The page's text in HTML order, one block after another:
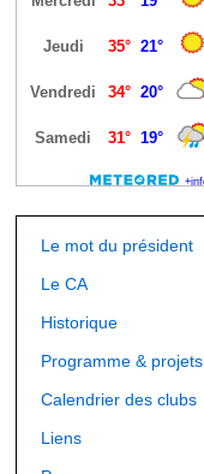
Le mot du président
Le CA
Historique
Programme & projets
Calendrier des clubs
Liens